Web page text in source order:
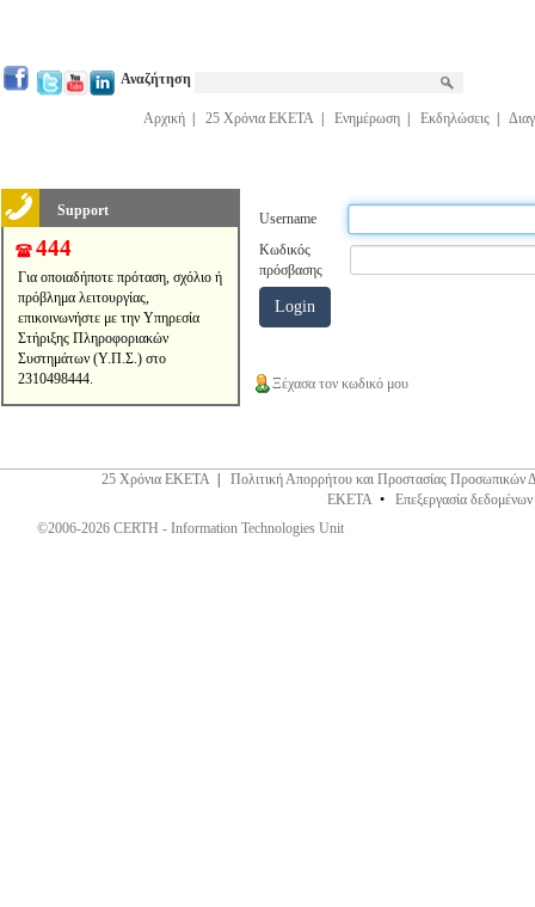
Αναζήτηση
Αρχική 25 Χρόνια ΕΚΕΤΑ Ενημέρωση Εκδηλώσεις
Support
444
Για οποιαδήποτε πρόταση, σχόλιο ή
πρόβλημα λειτουργίας,
επικοινωνήστε με την Υπηρεσία
Στήριξης Πληροφοριακών
Συστημάτων (Υ.Π.Σ.) στο
2310498444.
Username
Κωδικός
πρόσβασης
Ξέχασα τον κωδικό μου
25 Χρόνια ΕΚΕΤΑ
Πολιτική Απορρήτου και Προστασίας Προσωπικών
ΕΚΕΤΑ • Επεξεργασία
©2006-2026 CERTH - Information Technologies Unit